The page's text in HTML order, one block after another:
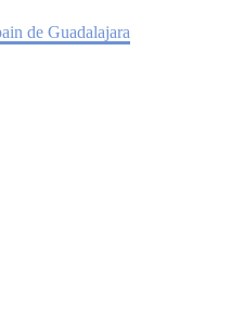
de Guadalajara